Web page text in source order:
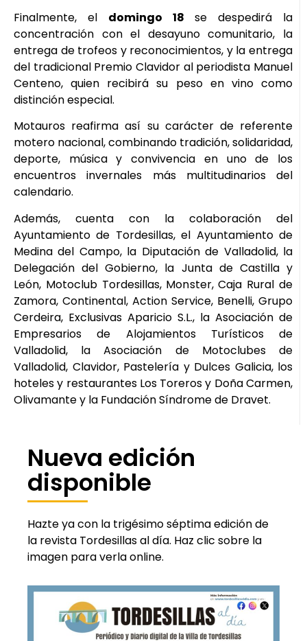
Finalmente, el domingo 18 se despedirá la
concentración con el desayuno comunitario, la
entrega de trofeos y reconocimientos, y la entrega
del tradicional Premio Clavidor al periodista Manuel
Centeno, quien recibirá su peso en vino como
distinción especial.
Motauros reafirma así su carácter de referente
motero nacional, combinando tradición, solidaridad,
deporte, música y convivencia en uno de los
encuentros invernales más multitudinarios del
calendario.
Además, cuenta con la colaboración del
Ayuntamiento de Tordesillas, el Ayuntamiento de
Medina del Campo, la Diputación de Valladolid, la
Delegación del Gobierno, la Junta de Castilla y
León, Motoclub Tordesillas, Monster, Caja Rural de
Zamora, Continental, Action Service, Benelli, Grupo
Cerdeira, Exclusivas Aparicio S.L., la Asociación de
Empresarios de Alojamientos Turísticos de
Valladolid, la Asociación de Motoclubes de
Valladolid, Clavidor, Pastelería y Dulces Galicia, los
hoteles y restaurantes Los Toreros y Doña Carmen,
Olivamante y la Fundación Síndrome de Dravet.
Nueva edición
disponible
Hazte ya con la trigésimo séptima edición de
la revista Tordesillas al día. Haz clic sobre la
imagen para verla online.